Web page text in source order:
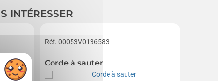
INTÉRESSER
Réf. 00053V0136583
Corde à sauter